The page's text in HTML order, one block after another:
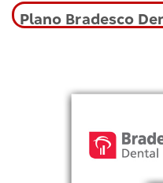
Plano Bradesco